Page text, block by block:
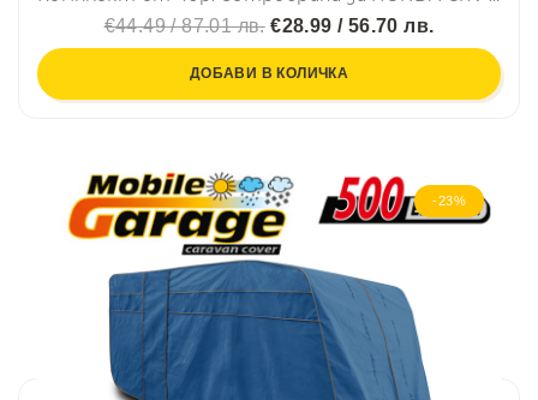
€44.49 / 87.01 лв.€28.99 / 56.70 лв.
ДОБАВИ В КОЛИЧКА
-23%